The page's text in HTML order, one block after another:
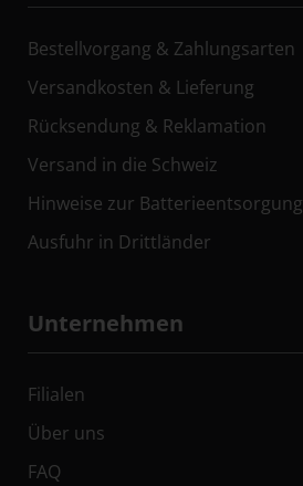
Bestellvorgang & Zahlungsarten
Versandkosten & Lieferung
Rücksendung & Reklamation
Versand in die Schweiz
Hinweise zur Batterieentsorgung
Ausfuhr in Drittländer
Unternehmen
Filialen
Über uns
FAQ